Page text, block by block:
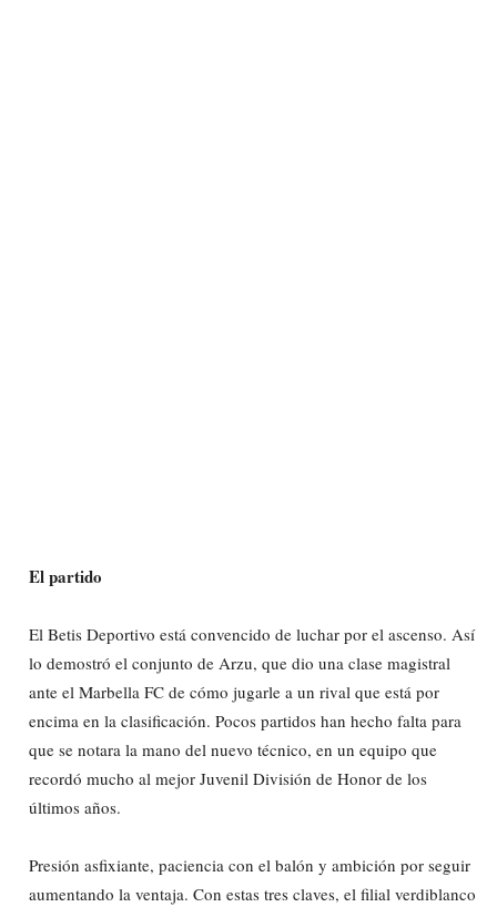
El partido
El Betis Deportivo está convencido de luchar por el ascenso. Así
lo demostró el conjunto de Arzu, que dio una clase magistral
ante el Marbella FC de cómo jugarle a un rival que está por
encima en la clasificación. Pocos partidos han hecho falta para
que se notara la mano del nuevo técnico, en un equipo que
recordó mucho al mejor Juvenil División de Honor de los
últimos años.
Presión asfixiante, paciencia con el balón y ambición por seguir
aumentando la ventaja. Con estas tres claves, el filial verdiblanco